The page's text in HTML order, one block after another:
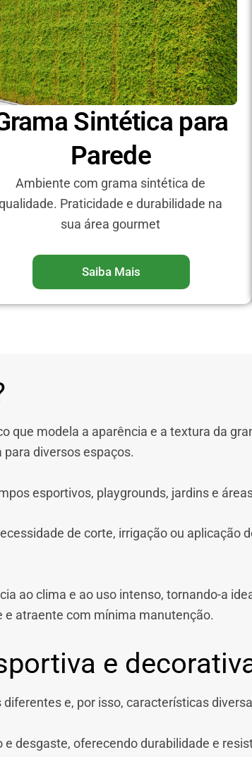
Sintética para
Parede
Ambiente com grama sintética de
Praticidade e durabilidade na
sua área gourmet
Saiba Mais
modela a aparência e a textura da
diversos espaços.
esportivos, playgrounds, jardins e
de corte, irrigação ou aplicação
ao clima e ao uso intenso, tornando-a
e atraente com mínima manutenção.
e
e, por isso, características
desgaste, oferecendo durabilidade e